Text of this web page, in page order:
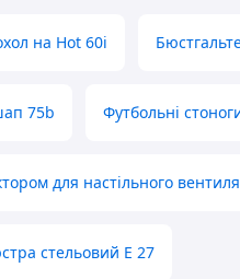
на Hot 60i
75b Футбольні
для настільного
стельовий E 27